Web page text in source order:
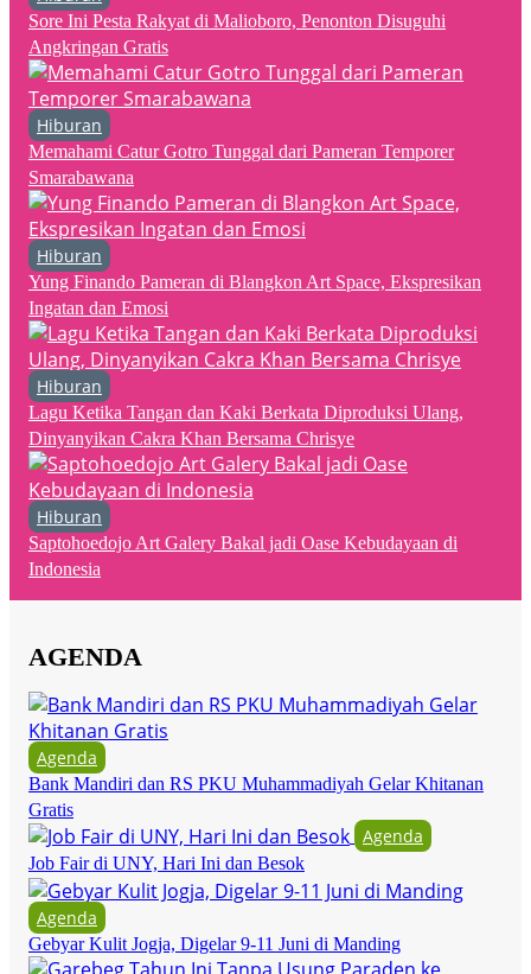
Sore Ini Pesta Rakyat di Malioboro, Penonton Disuguhi
Angkringan Gratis
Hiburan
Memahami Catur Gotro Tunggal dari Pameran Temporer
Smarabawana
Hiburan
Yung Finando Pameran di Blangkon Art Space, Ekspresikan
Ingatan dan Emosi
Hiburan
Lagu Ketika Tangan dan Kaki Berkata Diproduksi Ulang,
Dinyanyikan Cakra Khan Bersama Chrisye
Hiburan
Saptohoedojo Art Galery Bakal jadi Oase Kebudayaan di
Indonesia
AGENDA
Agenda
Bank Mandiri dan RS PKU Muhammadiyah Gelar Khitanan
Gratis
Agenda
Job Fair di UNY, Hari Ini dan Besok
Agenda
Gebyar Kulit Jogja, Digelar 9-11 Juni di Manding